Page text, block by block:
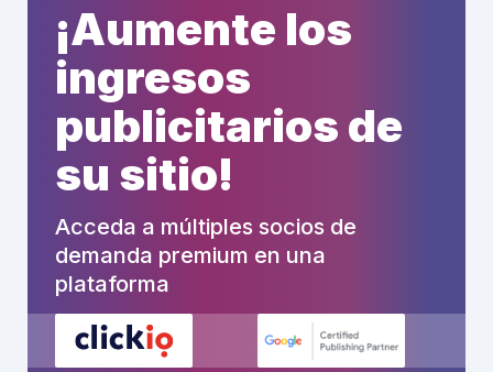
¡Aumente los
ingresos
publicitarios de
su sitio!
Acceda a múltiples socios de
demanda premium en una
plataforma